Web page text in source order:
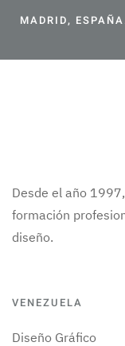
MADRID,
Desde el año
formación
diseño.
VENEZUELA
Diseño Gráfico